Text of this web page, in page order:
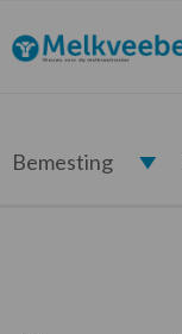
de
hoofdnavigatie
de
hoofd
de
eerste
de
voettekst
Melkveebedrijf.nl
Bemesting